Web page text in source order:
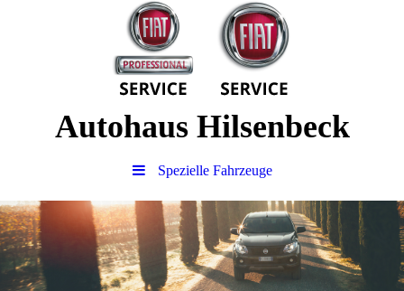
Autohaus Hilsenbeck
Spezielle Fahrzeuge